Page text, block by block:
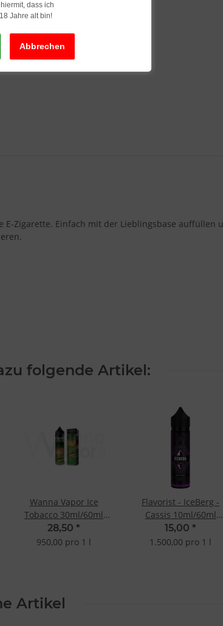
Zigarette. Einfach mit der Lieblingsbase auffüllen
folgende Artikel:
Wanna Vapor Ice
Tobacco 30ml/60ml
Shake&Vape
28,50 *
950,00 pro 1 l
Flavorist - IceBerg -
Cassis 10ml/60ml
Longfill-Aroma
15,00 *
1.500,00 pro 1 l
Artikel
dass ich
Jahre alt bin!